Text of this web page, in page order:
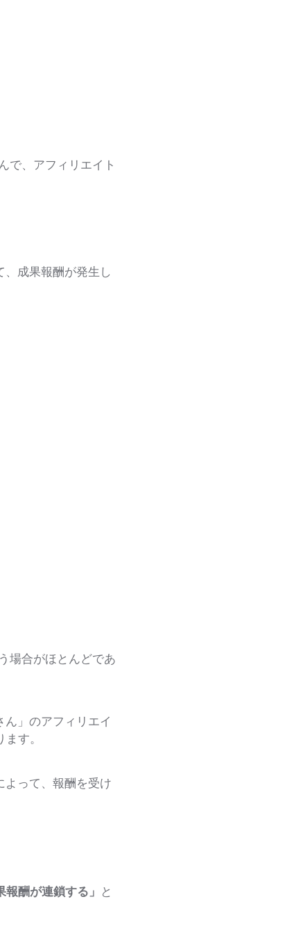
で、アフィリエイト
、成果報酬が発生し
場合がほとんどであ
」のアフィリエイ
す。
よって、報酬を受け
酬が連鎖する」 と